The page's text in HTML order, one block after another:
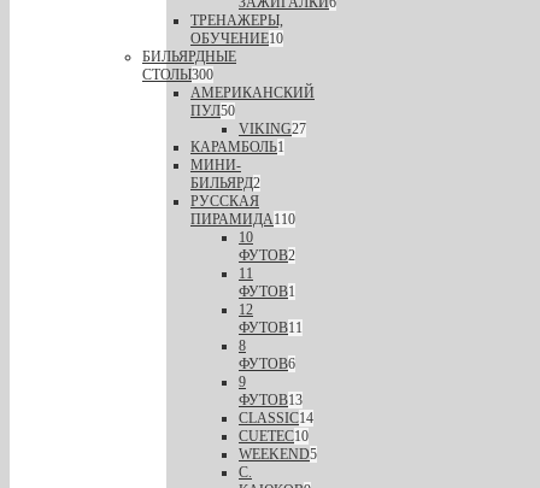
ТРЕНАЖЕРЫ,
ОБУЧЕНИЕ10
БИЛЬЯРДНЫЕ
СТОЛЫ300
АМЕРИКАНСКИЙ
ПУЛ50
VIKING27
КАРАМБОЛЬ1
МИНИ-
БИЛЬЯРД2
РУССКАЯ
ПИРАМИДА110
10
ФУТОВ2
11
ФУТОВ1
12
ФУТОВ11
8
ФУТОВ6
9
ФУТОВ13
CLASSIC14
CUETEC10
WEEKEND5
С.